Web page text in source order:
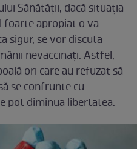
Sănătății, dacă situația
apropiat o va
sigur, se vor discuta
nevaccinați. Astfel,
ori care au refuzat să
se confrunte cu
pot diminua libertatea.